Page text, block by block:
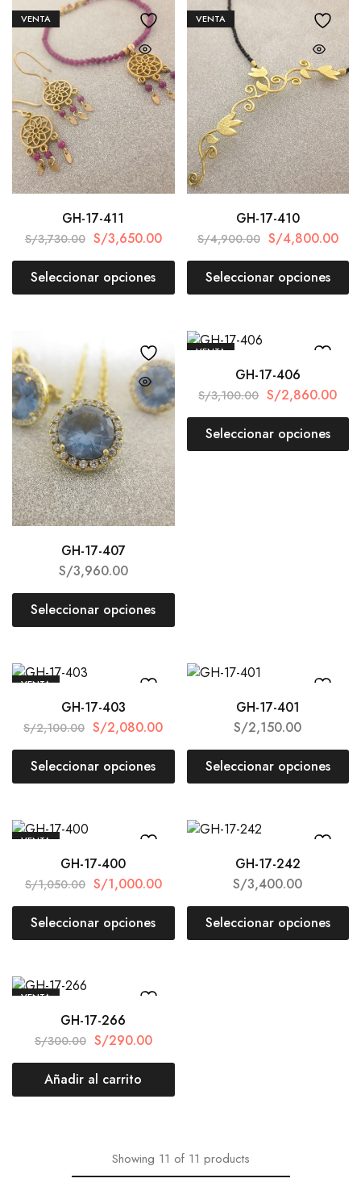
VENTA
GH-17-411
S/3,730.00 S/3,650.00
Seleccionar opciones
VENTA
GH-17-410
S/4,900.00 S/4,800.00
Seleccionar opciones
GH-17-407
S/3,960.00
Seleccionar opciones
VENTA
GH-17-406
S/3,100.00 S/2,860.00
Seleccionar opciones
VENTA
GH-17-403
S/2,100.00 S/2,080.00
Seleccionar opciones
GH-17-401
S/2,150.00
Seleccionar opciones
VENTA
GH-17-400
S/1,050.00 S/1,000.00
Seleccionar opciones
GH-17-242
S/3,400.00
Seleccionar opciones
VENTA
GH-17-266
S/300.00 S/290.00
Añadir al carrito
Showing 11 of 11 products